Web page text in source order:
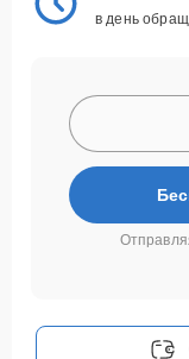
в день